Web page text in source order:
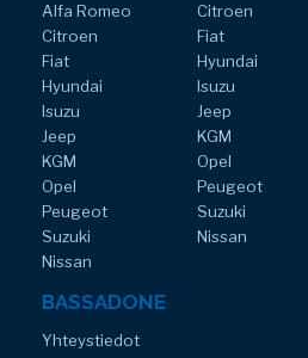
Alfa Romeo
Citroen
Fiat
Hyundai
Isuzu
Jeep
KGM
Opel
Peugeot
Suzuki
Nissan
Citroen
Fiat
Hyundai
Isuzu
Jeep
KGM
Opel
Peugeot
Suzuki
Nissan
BASSADONE
Yhteystiedot